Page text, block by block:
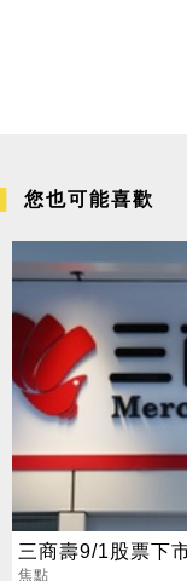
您也可能喜歡
三商壽9/1股票下
焦點